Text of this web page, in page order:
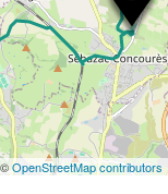
©OpenStreetMap contributors